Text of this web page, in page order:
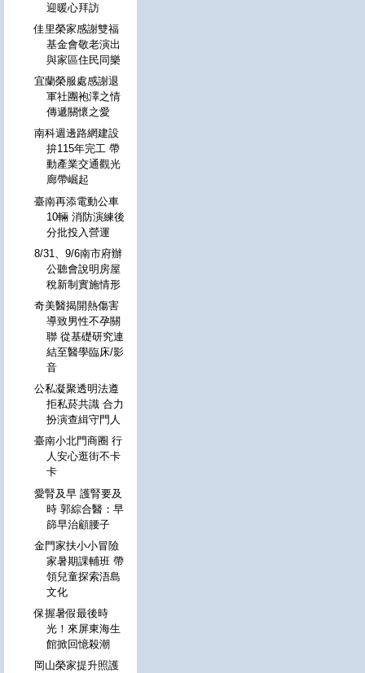
迎暖心拜訪
佳里榮家感謝雙福
基金會敬老演出
與家區住民同樂
宜蘭榮服處感謝退
軍社團袍澤之情
傳遞關懷之愛
南科週邊路網建設
拚115年完工 帶
動產業交通觀光
廊帶崛起
臺南再添電動公車
10輛 消防演練後
分批投入營運
8/31、9/6南市府辦
公聽會說明房屋
稅新制實施情形
奇美醫揭開熱傷害
導致男性不孕關
聯 從基礎研究連
結至醫學臨床/影
音
公私凝聚透明法遵
拒私菸共識 合力
扮演查緝守門人
臺南小北門商圈 行
人安心逛街不卡
卡
愛腎及早 護腎要及
時 郭綜合醫：早
篩早治顧腰子
金門家扶小小冒險
家暑期課輔班 帶
領兒童探索浯島
文化
保握暑假最後時
光！來屏東海生
館掀回憶殺潮
岡山榮家提升照護